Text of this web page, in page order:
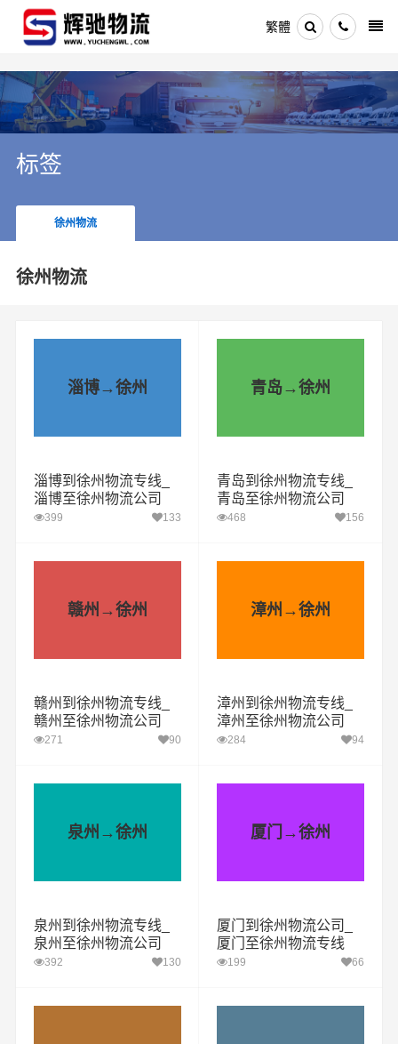
繁體
标签
徐州物流
徐州物流
淄博→徐州
淄博到徐州物流专线_
淄博至徐州物流公司
399 133
青岛→徐州
青岛到徐州物流专线_
青岛至徐州物流公司
468 156
赣州→徐州
赣州到徐州物流专线_
赣州至徐州物流公司
271 90
漳州→徐州
漳州到徐州物流专线_
漳州至徐州物流公司
284 94
泉州→徐州
泉州到徐州物流专线_
泉州至徐州物流公司
392 130
厦门→徐州
厦门到徐州物流公司_
厦门至徐州物流专线
199 66